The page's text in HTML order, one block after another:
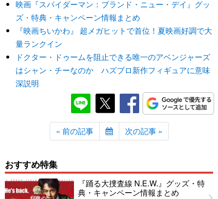
映画『スパイダーマン：ブランド・ニュー・デイ』グッ
ズ・特典・キャンペーン情報まとめ
『映画ちいかわ』 超メガヒットで首位！夏映画好調で大
量ランクイン
ドクター・ドゥームを阻止できる唯一のアベンジャーズ
はシャン・チーなのか ハズブロ新作フィギュアに意味
深説明
« 前の記事 次の記事 »
おすすめ特集
『踊る大捜査線 N.E.W.』グッズ・特
典・キャンペーン情報まとめ